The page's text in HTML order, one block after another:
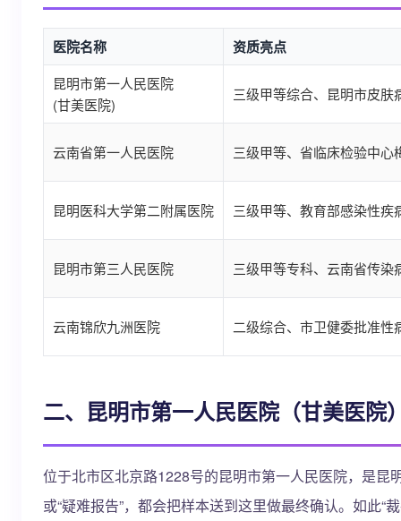
医院名称 资质亮点
昆明市第一人民医院
(甘美医院)
三级甲等综合、昆明市皮
云南省第一人民医院 三级甲等、省临床检验中心
昆明医科大学第二附属医院 三级甲等、教育部感染性疾
昆明市第三人民医院 三级甲等专科、云南省传染
云南锦欣九洲医院 二级综合、市卫健委批准
二、昆明市第一人民医院（甘美医院
位于北市区北京路1228号的昆明市第一人民医院，是昆
或“疑难报告”，都会把样本送到这里做最终确认。如此